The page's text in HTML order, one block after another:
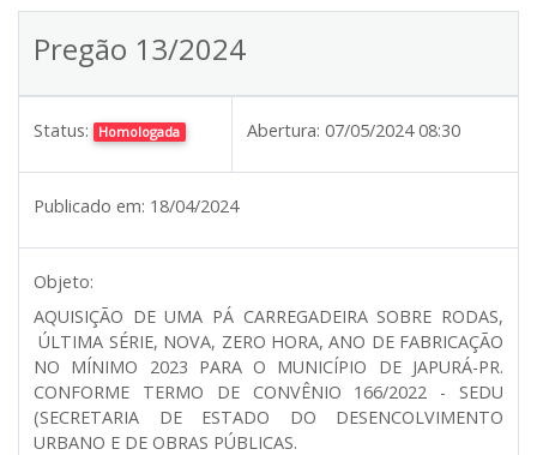
Pregão 13/2024
Status: Homologada Abertura: 07/05/2024 08:30
Publicado em: 18/04/2024
Objeto:
AQUISIÇÃO DE UMA PÁ CARREGADEIRA SOBRE RODAS,
ÚLTIMA SÉRIE, NOVA, ZERO HORA, ANO DE FABRICAÇÃO
NO MÍNIMO 2023 PARA O MUNICÍPIO DE JAPURÁ-PR.
CONFORME TERMO DE CONVÊNIO 166/2022 - SEDU
(SECRETARIA DE ESTADO DO DESENCOLVIMENTO
URBANO E DE OBRAS PÚBLICAS.